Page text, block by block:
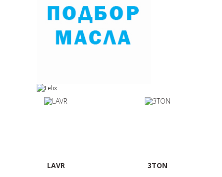
LAVR 3TON